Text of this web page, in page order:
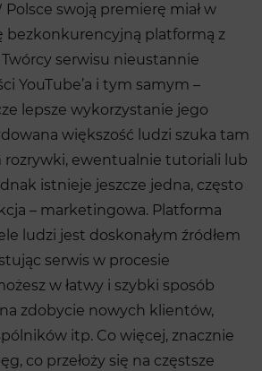
swoją premierę miał w
bezkonkurencyjną platformą z
serwisu nieustannie
YouTube’a i tym samym –
lepsze wykorzystanie jego
większość ludzi szuka tam
rozrywki, ewentualnie tutoriali lub
istnieje jeszcze jedna, często
– marketingowa. Platforma
ludzi jest doskonałym źródłem
serwis w procesie
w łatwy i szybki sposób
zdobycie nowych klientów,
itp. Co więcej, znacznie
co przełoży się na częstsze